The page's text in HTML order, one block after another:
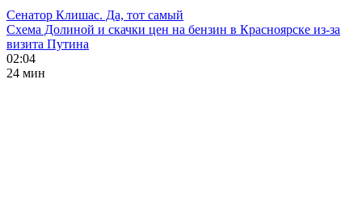
Сенатор Клишас. Да, тот самый
Схема Долиной и скачки цен на бензин в Красноярске из-за
визита Путина
02:04
24 мин